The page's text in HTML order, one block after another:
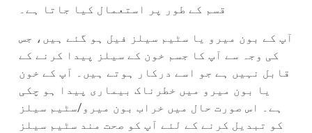
قسم کے طور پر استعمال کیا جاتا ہے۔
آپ کے بون میرو یا سٹیم سیلز فیل ہو گئے ہیں، جس
کی وجہ سے آپ کا جسم خون کے سیلز پیدا کرنے کے
قابل نہیں ہے جو اسے درکار ہوتے ہیں۔ آپ کے خون
یا بون میرو میں خطرناک بیماری پیدا ہو چکی
ہے۔ اس صورت حال میں خراب بون میرو/سٹیم سیلز
کو تبدیل کرنے کے لئے آپ کو صحت مند سٹیم سیلز